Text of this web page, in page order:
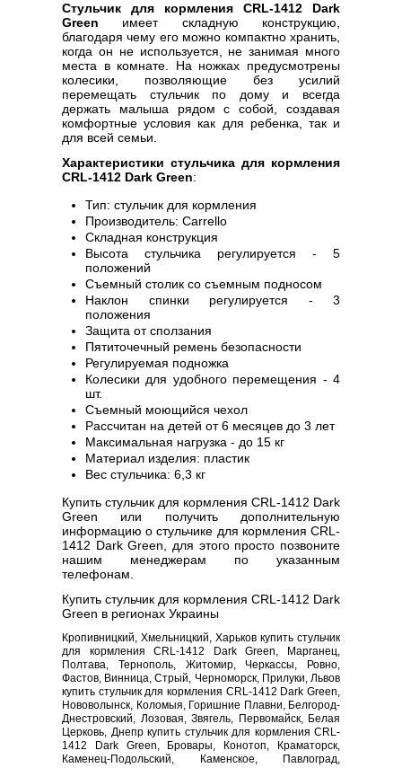
Стульчик для кормления CRL-1412 Dark
Green имеет складную конструкцию,
благодаря чему его можно компактно хранить,
когда он не используется, не занимая много
места в комнате. На ножках предусмотрены
колесики, позволяющие без усилий
перемещать стульчик по дому и всегда
держать малыша рядом с собой, создавая
комфортные условия как для ребенка, так и
для всей семьи.
Характеристики стульчика для кормления
CRL-1412 Dark Green:
Тип: стульчик для кормления
Производитель: Carrello
Складная конструкция
Высота стульчика регулируется - 5
положений
Съемный столик со съемным подносом
Наклон спинки регулируется - 3
положения
Защита от сползания
Пятиточечный ремень безопасности
Регулируемая подножка
Колесики для удобного перемещения - 4
шт.
Съемный моющийся чехол
Рассчитан на детей от 6 месяцев до 3 лет
Максимальная нагрузка - до 15 кг
Материал изделия: пластик
Вес стульчика: 6,3 кг
Купить стульчик для кормления CRL-1412 Dark
Green или получить дополнительную
информацию о стульчике для кормления CRL-
1412 Dark Green, для этого просто позвоните
нашим менеджерам по указанным
телефонам.
Купить стульчик для кормления CRL-1412 Dark
Green в регионах Украины
Кропивницкий, Хмельницкий, Харьков купить стульчик
для кормления CRL-1412 Dark Green, Марганец,
Полтава, Тернополь, Житомир, Черкассы, Ровно,
Фастов, Винница, Стрый, Черноморск, Прилуки, Львов
купить стульчик для кормления CRL-1412 Dark Green,
Нововолынск, Коломыя, Горишние Плавни, Белгород-
Днестровский, Лозовая, Звягель, Первомайск, Белая
Церковь, Днепр купить стульчик для кормления CRL-
1412 Dark Green, Бровары, Конотоп, Краматорск,
Каменец-Подольский, Каменское, Павлоград,